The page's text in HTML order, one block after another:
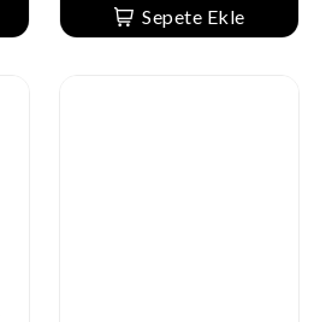
Sepete Ekle